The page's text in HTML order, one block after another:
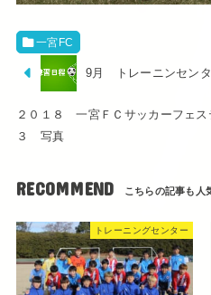
一宮FC
9月 トレーニンセン
２０１８ 一宮ＦＣサッカーフェ
３ 写真
RECOMMEND
トレーニングセンター